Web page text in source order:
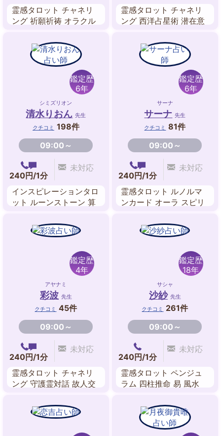
霊感タロット チャネリ
ング 祈願祈祷 オラクル
ュアル・リーディング
エネルギーワーク 遠隔
ヒーリング ペンデュラ
霊感タロット チャネリ
ング 西洋占星術 潜在意
鑑定歴
6年
シミズリオン
清水りおん 先生
クチコミ 198件
09:00～
240円/1分
未対応
インスピレーションタロ
ット ルーンストーン 算
縁結び 縁切り 数秘術 オ
ーラリーディング
鑑定歴
6年
サーナ
サーナ 先生
クチコミ
81件
09:00～
240円/1分
未対応
霊感タロット ルノルマ
ンカード オーラ スピリ
ャネリング
鑑定歴
4年
アヤナミ
彩波 先生
クチコミ
45件
09:00～
240円/1分
未対応
霊感タロット チャネリ
ング 守護霊対話 故人交
ルマンカード
鑑定歴
18年
サシャ
沙紗 先生
クチコミ
261件
09:00～
240円/1分
未対応
霊感タロット ペンジュ
ラム 四柱推命 易 風水